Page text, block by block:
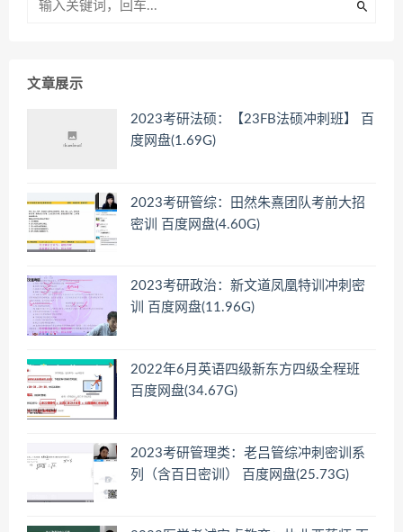
文章展示
2023考研法硕：【23FB法硕冲刺班】 百
度网盘(1.69G)
2023考研管综：田然朱熹团队考前大招
密训 百度网盘(4.60G)
2023考研政治：新文道凤凰特训冲刺密
训 百度网盘(11.96G)
2022年6月英语四级新东方四级全程班
百度网盘(34.67G)
2023考研管理类：老吕管综冲刺密训系
列（含百日密训） 百度网盘(25.73G)